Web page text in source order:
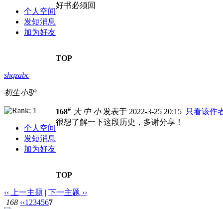
个人空间
发短消息
加为好友
好书必须回
TOP
shqzabc
初生小驴
个人空间
发短消息
加为好友
168# 大 中 小发表于 2022-3-25 20:15 只看该作
很想了解一下这段历史，多谢分享！
TOP
‹‹ 上一主题 | 下一主题 ››
168 ‹‹1 234567